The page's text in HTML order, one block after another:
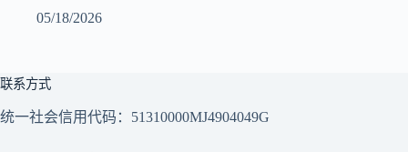
05/18/2026
联系方式
统一社会信用代码：51310000MJ4904049G